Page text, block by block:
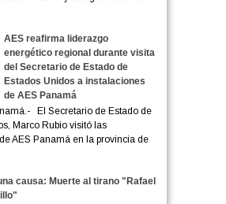
AES reafirma liderazgo
energético regional durante visita
del Secretario de Estado de
Estados Unidos a instalaciones
de AES Panamá
El Secretario de Estado de
Marco Rubio visitó las
AES Panamá en la provincia de
causa: Muerte al tirano "Rafael